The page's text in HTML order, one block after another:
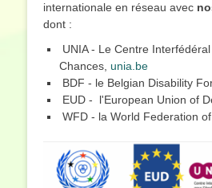
internationale en réseau avec
dont :
UNIA - Le Centre
Chances, unia.be
BDF - le Belgian Disability
EUD - l'European Union of
WFD - la World Federation